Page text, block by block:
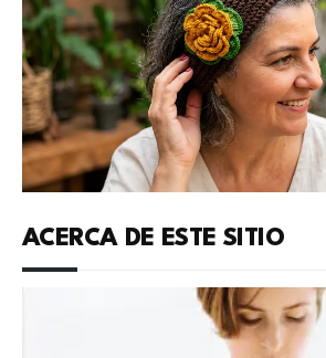
ACERCA DE ESTE SITIO